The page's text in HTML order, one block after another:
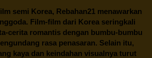
semi Korea, Rebahan21menawarkan
Film-film dari Korea seringkali
cerita romantis dengan bumbu-bumbu
rasa penasaran. Selain itu,
kaya dan keindahan visualnya turut